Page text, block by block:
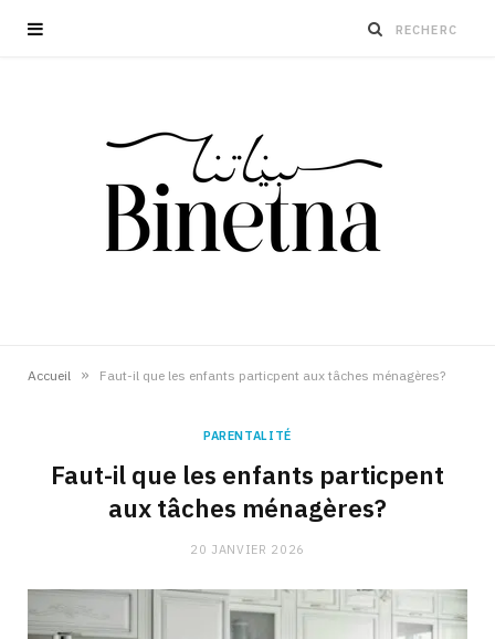
Accueil » Faut-il que les enfants particpent aux tâches ménagères?
PARENTALITÉ
Faut-il que les enfants particpent
aux tâches ménagères?
20 JANVIER 2026